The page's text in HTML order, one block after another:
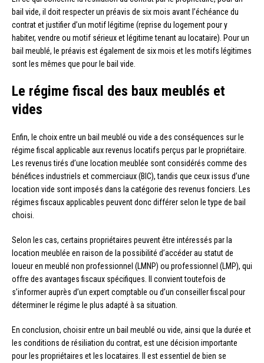
bail vide, il doit respecter un préavis de six mois avant l’échéance du
contrat et justifier d’un motif légitime (reprise du logement pour y
habiter, vendre ou motif sérieux et légitime tenant au locataire). Pour un
bail meublé, le préavis est également de six mois et les motifs légitimes
sont les mêmes que pour le bail vide.
Le régime fiscal des baux meublés et
vides
Enfin, le choix entre un bail meublé ou vide a des conséquences sur le
régime fiscal applicable aux revenus locatifs perçus par le propriétaire.
Les revenus tirés d’une location meublée sont considérés comme des
bénéfices industriels et commerciaux (BIC), tandis que ceux issus d’une
location vide sont imposés dans la catégorie des revenus fonciers. Les
régimes fiscaux applicables peuvent donc différer selon le type de bail
choisi.
Selon les cas, certains propriétaires peuvent être intéressés par la
location meublée en raison de la possibilité d’accéder au statut de
loueur en meublé non professionnel (LMNP) ou professionnel (LMP), qui
offre des avantages fiscaux spécifiques. Il convient toutefois de
s’informer auprès d’un expert comptable ou d’un conseiller fiscal pour
déterminer le régime le plus adapté à sa situation.
En conclusion, choisir entre un bail meublé ou vide, ainsi que la durée et
les conditions de résiliation du contrat, est une décision importante
pour les propriétaires et les locataires. Il est essentiel de bien se